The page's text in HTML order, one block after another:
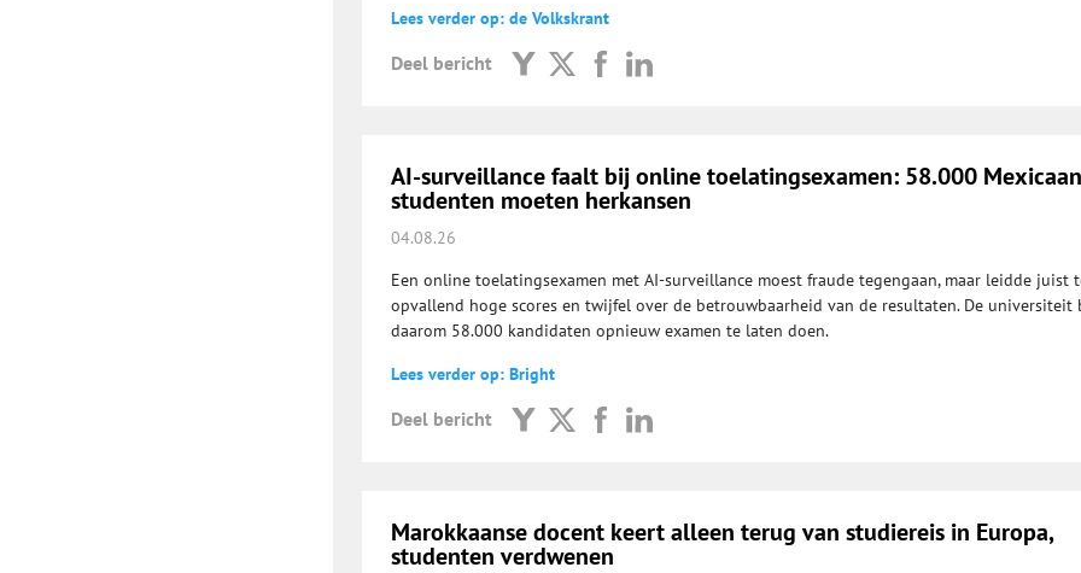
Lees verder op: de Volkskrant
Deel bericht
AI-surveillance faalt bij online toelatingsexamen: 58.000
studenten moeten herkansen
04.08.26
Een online toelatingsexamen met AI-surveillance moest fraude tegengaan, maar leidde juist
opvallend hoge scores en twijfel over de betrouwbaarheid van de resultaten. De universiteit
daarom 58.000 kandidaten opnieuw examen te laten doen.
Lees verder op: Bright
Deel bericht
Marokkaanse docent keert alleen terug van studiereis in Europa,
studenten verdwenen